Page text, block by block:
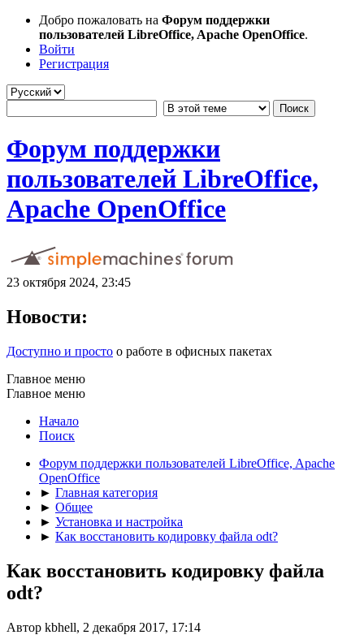
Добро пожаловать на Форум поддержки
пользователей LibreOffice, Apache OpenOffice.
Войти
Регистрация
Форум поддержки
пользователей LibreOffice,
Apache OpenOffice
23 октября 2024, 23:45
Новости:
Доступно и просто о работе в офисных пакетах
Главное меню
Главное меню
Начало
Поиск
Форум поддержки пользователей LibreOffice, Apache
OpenOffice
► Главная категория
► Общее
► Установка и настройка
► Как восстановить кодировку файла odt?
Как восстановить кодировку файла
odt?
Автор kbhell, 2 декабря 2017, 17:14